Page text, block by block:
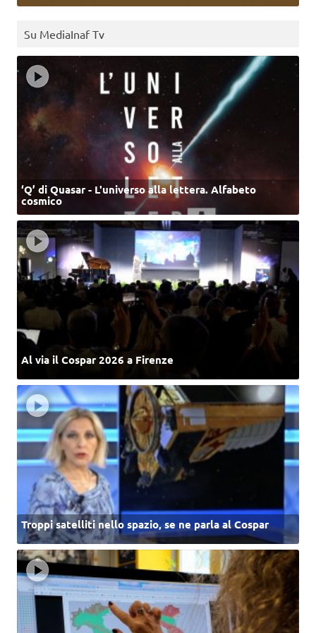
Su MediaInaf Tv
‘Q’ di Quasar - L'universo alla lettera. Alfabeto
cosmico
Al via il Cospar 2026 a Firenze
Troppi satelliti nello spazio, se ne parla al Cospar